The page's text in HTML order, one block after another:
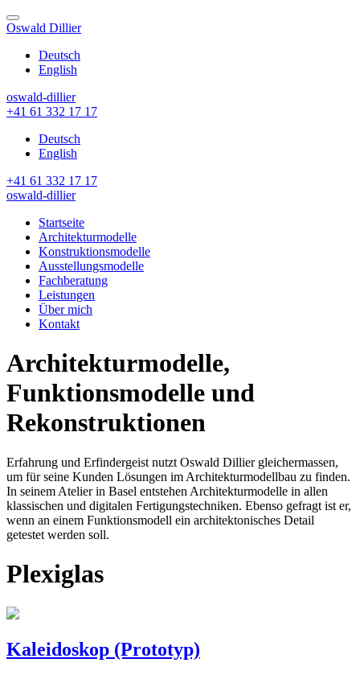
Skip
to
Oswald Dillier
Deutsch
English
oswald-dillier
+41 61 332 17 17
Deutsch
English
+41 61 332 17 17
oswald-dillier
Startseite
Architekturmodelle
Konstruktionsmodelle
Ausstellungsmodelle
Fachberatung
Leistungen
Über mich
Kontakt
Architekturmodelle,
Funktionsmodelle und
Rekonstruktionen
Erfahrung und Erfindergeist nutzt Oswald Dillier gleichermassen,
um für seine Kunden Lösungen im Architekturmodellbau zu finden.
In seinem Atelier in Basel entstehen Architekturmodelle in allen
klassischen und digitalen Fertigungstechniken. Ebenso gefragt ist er,
wenn an einem Funktionsmodell ein architektonisches Detail
getestet werden soll.
Plexiglas
Kaleidoskop (Prototyp)